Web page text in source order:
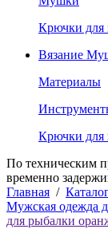
Крючки для
Вязание
Материалы
Крючки для
По техническим
временно
Главная /
Мужская одежда
для рыбалки